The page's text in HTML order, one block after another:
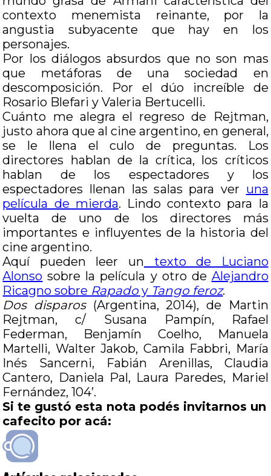
contexto menemista reinante, por la
angustia subyacente que hay en los
personajes.
Por los diálogos absurdos que no son mas
que metáforas de una sociedad en
descomposición. Por el dúo increíble de
Rosario Blefari y Valeria Bertucelli.
Cuánto me alegra el regreso de Rejtman,
justo ahora que al cine argentino, en general,
se le llena el culo de preguntas. Los
directores hablan de la crítica, los críticos
hablan de los espectadores y los
espectadores llenan las salas para ver una
película de mierda. Lindo contexto para la
vuelta de uno de los directores más
importantes e influyentes de la historia del
cine argentino.
Aquí pueden leer un texto de Luciano
Alonso sobre la película y otro de Alejandro
Ricagno sobre Rapadoy Tango feroz.
Dos disparos(Argentina, 2014), de Martin
Rejtman, c/ Susana Pampín, Rafael
Federman, Benjamín Coelho, Manuela
Martelli, Walter Jakob, Camila Fabbri, María
Inés Sancerni, Fabián Arenillas, Claudia
Cantero, Daniela Pal, Laura Paredes, Mariel
Fernández, 104’.
Si te gustó esta nota podés invitarnos un
cafecito por acá: